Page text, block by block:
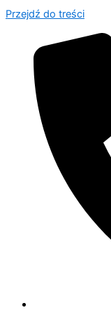
Przejdź do treści